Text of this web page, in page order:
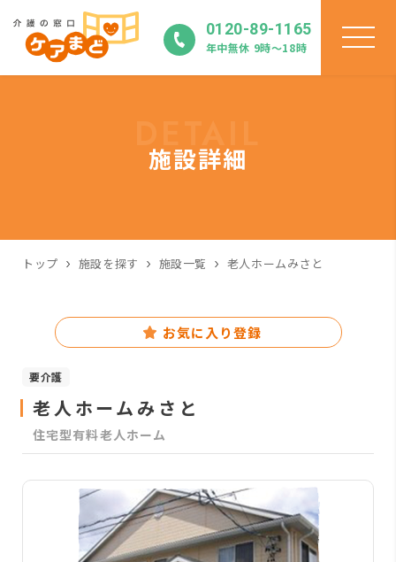
0120-89-1165
年中無休 9時〜18時
施設詳細
トップ 施設を探す 施設一覧 老人ホームみさと
お気に入り登録
要介護
老人ホームみさと
住宅型有料老人ホーム